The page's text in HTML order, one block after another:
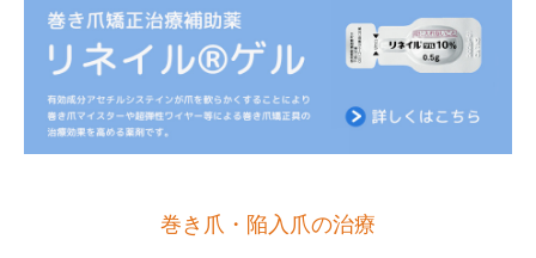
巻き爪・陥入爪の治療